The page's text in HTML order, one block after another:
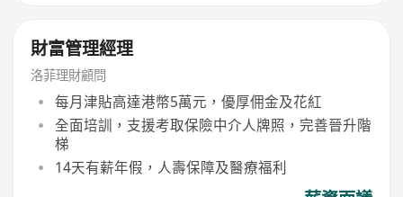
財富管理經理
洛菲理財顧問
每月津貼高達港幣5萬元，優厚佣金及花紅
全面培訓，支援考取保險中介人牌照，完善晉升階
梯
14天有薪年假，人壽保障及醫療福利